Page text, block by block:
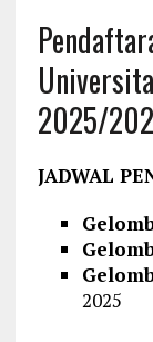
2025/
JADWAL
2025